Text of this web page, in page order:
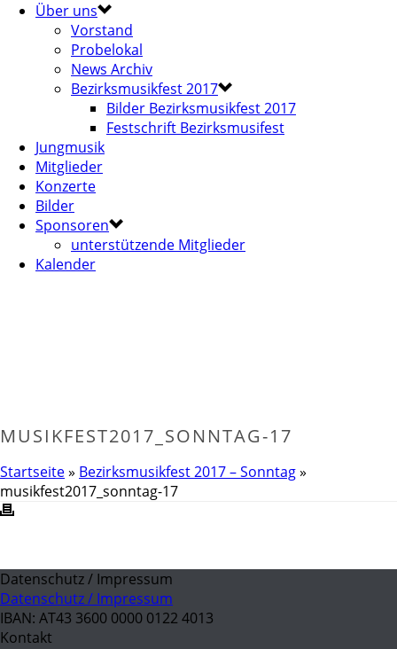
Über uns
Vorstand
Probelokal
News Archiv
Bezirksmusikfest 2017
Bilder Bezirksmusikfest 2017
Festschrift Bezirksmusifest
Jungmusik
Mitglieder
Konzerte
Bilder
Sponsoren
unterstützende Mitglieder
Kalender
MUSIKFEST2017_SONNTAG-17
Startseite» Bezirksmusikfest 2017 – Sonntag»
musikfest2017_sonntag-17
Datenschutz / Impressum
Datenschutz / Impressum
IBAN: AT43 3600 0000 0122 4013
Kontakt